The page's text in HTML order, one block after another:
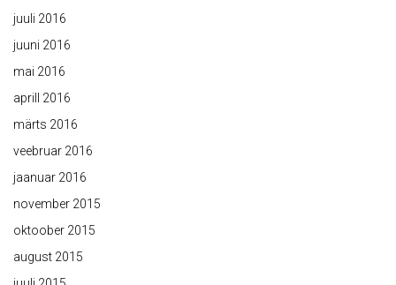
juuli 2016
juuni 2016
mai 2016
aprill 2016
märts 2016
veebruar 2016
jaanuar 2016
november 2015
oktoober 2015
august 2015